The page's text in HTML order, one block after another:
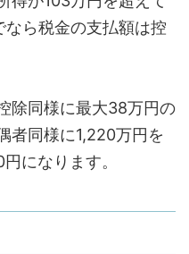
ら税金の支払額は控
除同様に最大38万円の
者同様に1,220万円を
になります。